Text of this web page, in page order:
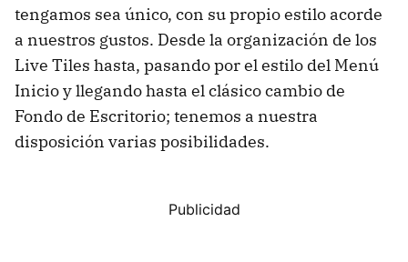
tengamos sea único, con su propio estilo acorde
a nuestros gustos. Desde la organización de los
Live Tiles hasta, pasando por el estilo del Menú
Inicio y llegando hasta el clásico cambio de
Fondo de Escritorio; tenemos a nuestra
disposición varias posibilidades.